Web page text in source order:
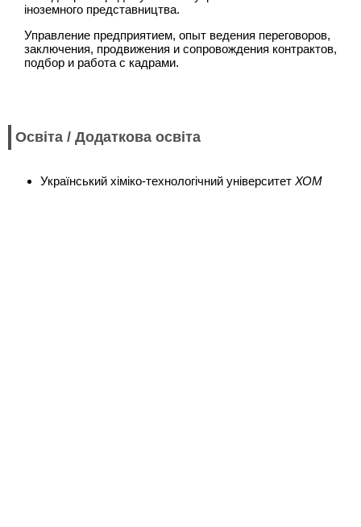
іноземного представництва.
Управление предприятием, опыт ведения переговоров,
заключения, продвижения и сопровождения контрактов,
подбор и работа с кадрами.
Освіта / Додаткова освіта
Український хіміко-технологічний університет ХОМ